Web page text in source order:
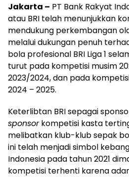
Jakarta – PT Bank Rakyat
atau BRI telah menunjukkan
mendukung perkembangan
melalui dukungan penuh
bola profesional BRI Liga 1
turut pada kompetisi musim
2023/2024, dan pada kompetisi
2024 – 2025.
Keterlibtan BRI sepagai
sponsorkompetisi kasta
melibatkan klub-klub sepak
ini telah menjadi simbol
Indonesia pada tahun 2021
kompetisi terhenti karena